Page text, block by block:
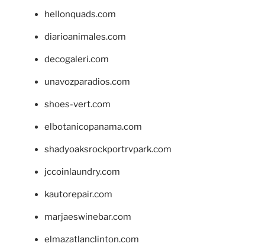
hellonquads.com
diarioanimales.com
decogaleri.com
unavozparadios.com
shoes-vert.com
elbotanicopanama.com
shadyoaksrockportrvpark.com
jccoinlaundry.com
kautorepair.com
marjaeswinebar.com
elmazatlanclinton.com